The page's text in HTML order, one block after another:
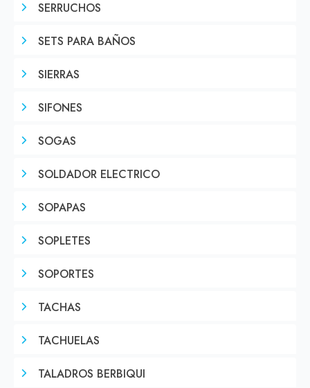
SERRUCHOS
SETS PARA BAÑOS
SIERRAS
SIFONES
SOGAS
SOLDADOR ELECTRICO
SOPAPAS
SOPLETES
SOPORTES
TACHAS
TACHUELAS
TALADROS BERBIQUI